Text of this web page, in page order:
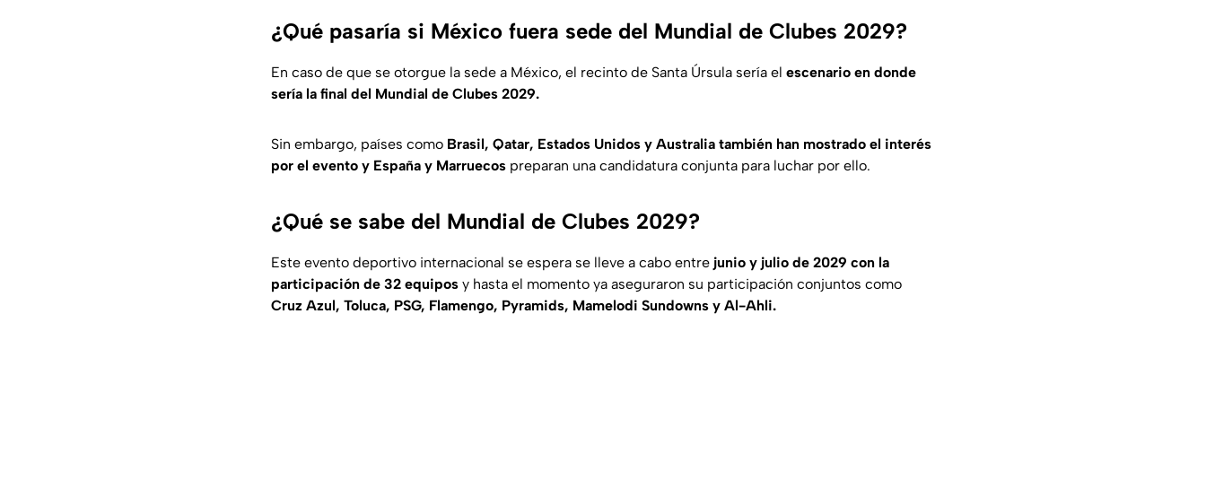
¿Qué pasaría si México fuera sede del Mundial de Clubes 2029?
En caso de que se otorgue la sede a México, el recinto de Santa Úrsula sería el escenario en donde
sería la final del Mundial de Clubes 2029.
Sin embargo, países como Brasil, Qatar, Estados Unidos y Australia también han mostrado el interés
por el evento y España y Marruecos preparan una candidatura conjunta para luchar por ello.
¿Qué se sabe del Mundial de Clubes 2029?
Este evento deportivo internacional se espera se lleve a cabo entre junio y julio de 2029 con la
participación de 32 equipos y hasta el momento ya aseguraron su participación conjuntos como
Cruz Azul, Toluca, PSG, Flamengo, Pyramids, Mamelodi Sundowns y Al-Ahli.